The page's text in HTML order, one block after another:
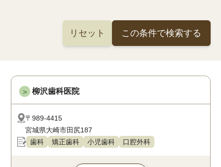
リセット この条件で検索する
＞ 柳沢歯科医院
〒989-4415
宮城県大崎市田尻187
歯科
矯正歯科 小児歯科 口腔外科